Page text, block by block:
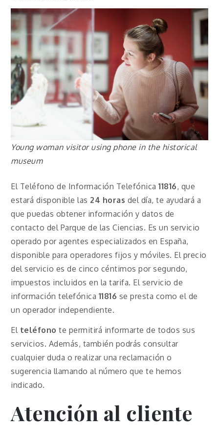
Young woman visitor using phone in the historical
museum
El Teléfono de Información Telefónica11816, que
estará disponible las 24 horas del día, te ayudará a
que puedas obtener información y datos de
contacto del Parque de las Ciencias. Es un servicio
operado por agentes especializados en España,
disponible para operadores fijos y móviles. El precio
del servicio es de cinco céntimos por segundo,
impuestos incluidos en la tarifa. El servicio de
información telefónica 11816 se presta como el de
un operador independiente.
El teléfono te permitirá informarte de todos sus
servicios. Además, también podrás consultar
cualquier duda o realizar una reclamación o
sugerencia llamando al número que te hemos
indicado.
Atención al cliente